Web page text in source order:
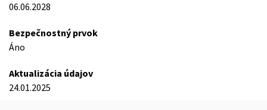
06.06.2028
Bezpečnostný prvok
Áno
Aktualizácia údajov
24.01.2025